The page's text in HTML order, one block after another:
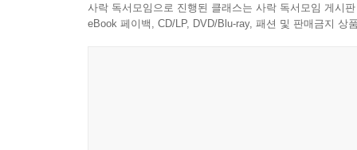
사락 독서모임으로 진행된 클래스는 사락 독서모임 게시
eBook 페이백, CD/LP, DVD/Blu-ray, 패션 및 판매금지 상